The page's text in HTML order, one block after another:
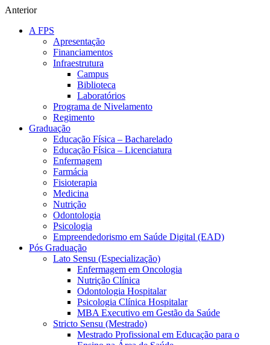
Anterior
A FPS
Apresentação
Financiamentos
Infraestrutura
Campus
Biblioteca
Laboratórios
Programa de Nivelamento
Regimento
Graduação
Educação Física – Bacharelado
Educação Física – Licenciatura
Enfermagem
Farmácia
Fisioterapia
Medicina
Nutrição
Odontologia
Psicologia
Empreendedorismo em Saúde Digital (EAD)
Pós Graduação
Lato Sensu (Especialização)
Enfermagem em Oncologia
Nutrição Clínica
Odontologia Hospitalar
Psicologia Clínica Hospitalar
MBA Executivo em Gestão da Saúde
Stricto Sensu (Mestrado)
Mestrado Profissional em Educação para o